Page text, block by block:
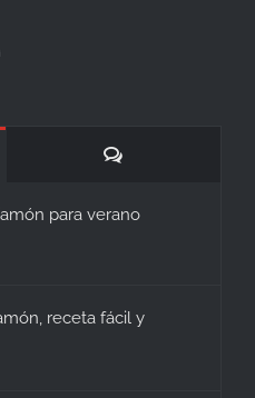
Comentarios
para verano
receta fácil y